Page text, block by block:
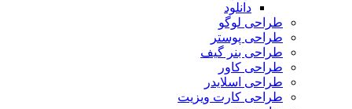
دانلود
طراحی لوگو
طراحی پوستر
طراحی بنر گیف
طراحی کاور
طراحی اسلایدر
طراحی کارت ویزیت